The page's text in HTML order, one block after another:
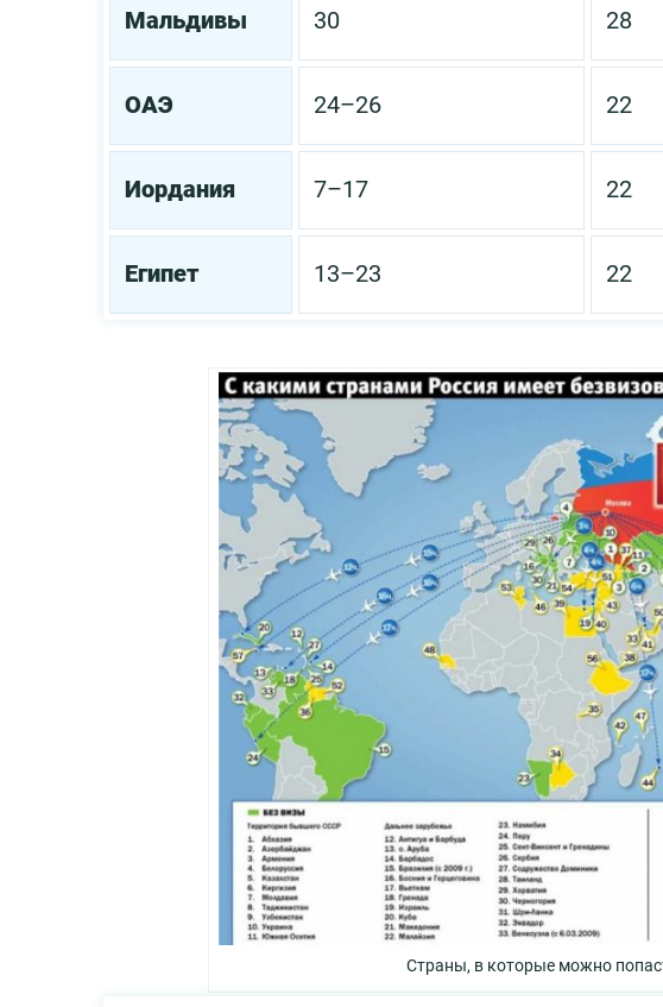
Мальдивы 30 28
ОАЭ 24–26 22
Иордания 7–17 22
Египет 13–23 22
Страны, в которые можно